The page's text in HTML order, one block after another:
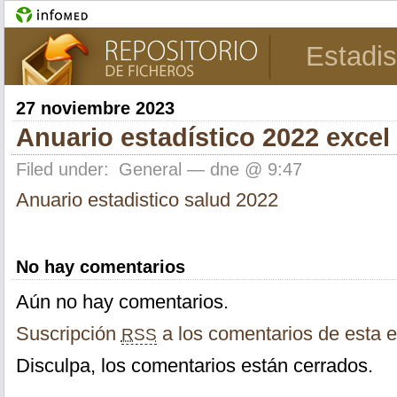
27 noviembre 2023
Anuario estadístico 2022 excel
Filed under: General — dne @ 9:47
Anuario estadistico salud 2022
No hay comentarios
Aún no hay comentarios.
Suscripción RSS a los comentarios de esta
Disculpa, los comentarios están cerrados.